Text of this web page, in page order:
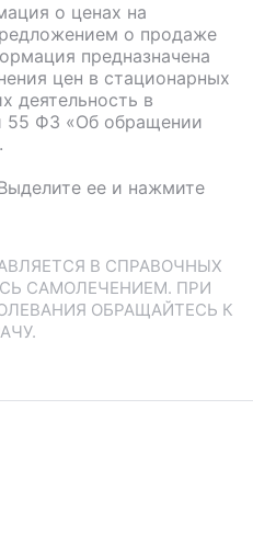
о ценах на
о продаже
предназначена
цен в стационарных
деятельность в
55 ФЗ «Об обращении
ее и нажмите
В СПРАВОЧНЫХ
САМОЛЕЧЕНИЕМ. ПРИ
ОБРАЩАЙТЕСЬ К